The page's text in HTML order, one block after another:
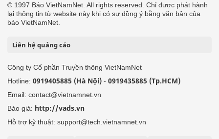
© 1997 Báo VietNamNet. All rights reserved. Chỉ được phát hành
lại thông tin từ website này khi có sự đồng ý bằng văn bản của
báo VietNamNet.
Liên hệ quảng cáo
Công ty Cổ phần Truyền thông VietNamNet
Hotline: 0919405885 (Hà Nội) - 0919435885 (Tp.HCM)
Email: contact@vietnamnet.vn
Báo giá: http://vads.vn
Hỗ trợ kỹ thuật: support@tech.vietnamnet.vn